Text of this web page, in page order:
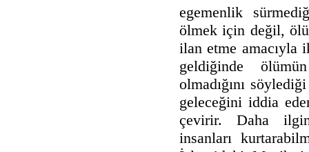
egemenlik
ölmek için değil,
ilan etme
geldiğinde
olmadığını
geleceğini iddia
çevirir. Daha
insanları